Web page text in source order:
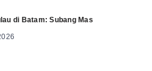
di Batam: Subang Mas